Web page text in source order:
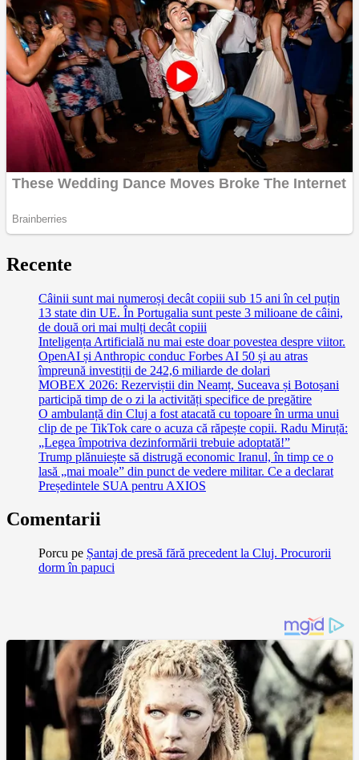
Recente
Câinii sunt mai numeroși decât copiii sub 15 ani în cel puțin
13 state din UE. În Portugalia sunt peste 3 milioane de câini,
de două ori mai mulți decât copiii
Inteligența Artificială nu mai este doar povestea despre viitor.
OpenAI și Anthropic conduc Forbes AI 50 și au atras
împreună investiții de 242,6 miliarde de dolari
MOBEX 2026: Rezerviștii din Neamț, Suceava și Botoșani
participă timp de o zi la activități specifice de pregătire
O ambulanță din Cluj a fost atacată cu topoare în urma unui
clip de pe TikTok care o acuza că răpește copii. Radu Miruță:
„Legea împotriva dezinformării trebuie adoptată!”
Trump plănuiește să distrugă economic Iranul, în timp ce o
lasă „mai moale” din punct de vedere militar. Ce a declarat
Președintele SUA pentru AXIOS
Comentarii
Porcu pe Șantaj de presă fără precedent la Cluj. Procurorii
dorm în papuci